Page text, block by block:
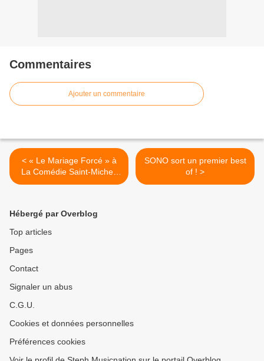
Commentaires
Ajouter un commentaire
< « Le Mariage Forcé » à
La Comédie Saint-Michel,
nous y étions !
SONO sort un premier best
of ! >
Hébergé par Overblog
Top articles
Pages
Contact
Signaler un abus
C.G.U.
Cookies et données personnelles
Préférences cookies